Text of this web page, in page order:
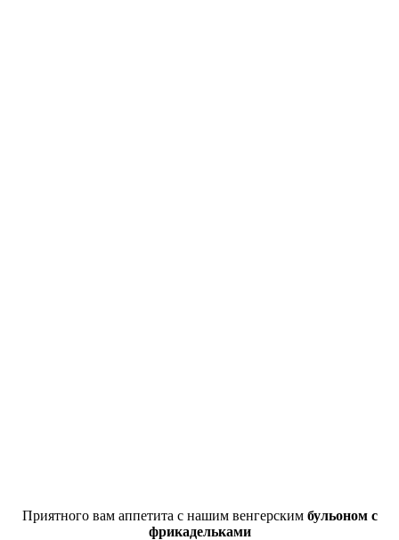
Приятного вам аппетита с нашим венгерскимбульоном с
фрикадельками